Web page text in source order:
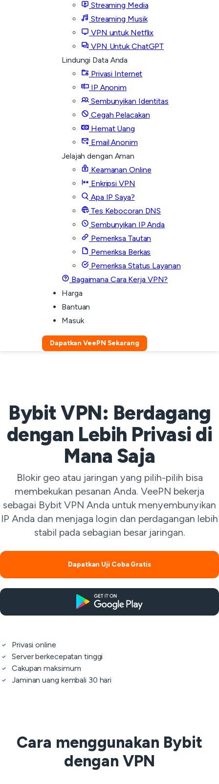
Streaming Media
Streaming Musik
VPN untuk Netflix
VPN Untuk ChatGPT
Lindungi Data Anda
Privasi Internet
IP Anonim
Sembunyikan Identitas
Cegah Pelacakan
Hemat Uang
Email Anonim
Jelajah dengan Aman
Keamanan Online
Enkripsi VPN
Apa IP Saya?
Tes Kebocoran DNS
Sembunyikan IP Anda
Pemeriksa Tautan
Pemeriksa Berkas
Pemeriksa Status Layanan
Bagaimana Cara Kerja VPN?
Harga
Bantuan
Masuk
Dapatkan VeePN Sekarang
Bybit VPN: Berdagang
dengan Lebih Privasi di
Mana Saja
Blokir geo atau jaringan yang pilih-pilih bisa
membekukan pesanan Anda. VeePN bekerja
sebagai Bybit VPN Anda untuk menyembunyikan
IP Anda dan menjaga login dan perdagangan lebih
stabil pada sebagian besar jaringan.
Dapatkan Uji Coba Gratis
Privasi online
Server berkecepatan tinggi
Cakupan maksimum
Jaminan uang kembali 30 hari
Cara menggunakan Bybit
dengan VPN